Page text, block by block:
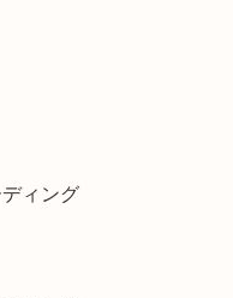
ィング